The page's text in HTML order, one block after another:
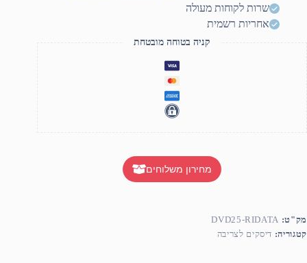
שרות לקוחות מעולה
אחריות רשמית
קניה בטוחה מובטחת
מחירון משלוחים
מק"ט: DVD25-RIDATA
קטגוריה: דיסקים לצריבה